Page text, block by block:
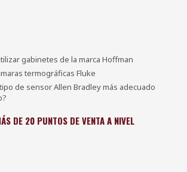
gabinetes de la marca Hoffman
termográficas Fluke
de sensor Allen Bradley más adecuado
DE 20 PUNTOS DE VENTA A NIVEL